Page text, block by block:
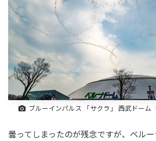
ブルーインパルス 「サクラ」 西武ドーム
曇ってしまったのが残念ですが、ベル